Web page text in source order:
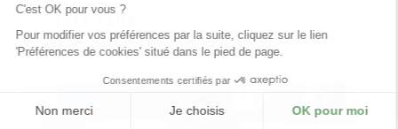
C'est OK pour vous ?
Pour modifier vos préférences par la suite, cliquez sur le lien
'Préférences de cookies' situé dans le pied de page.
Consentements certifiés par
Non merci Je choisis OK pour moi
LIRE PLUS